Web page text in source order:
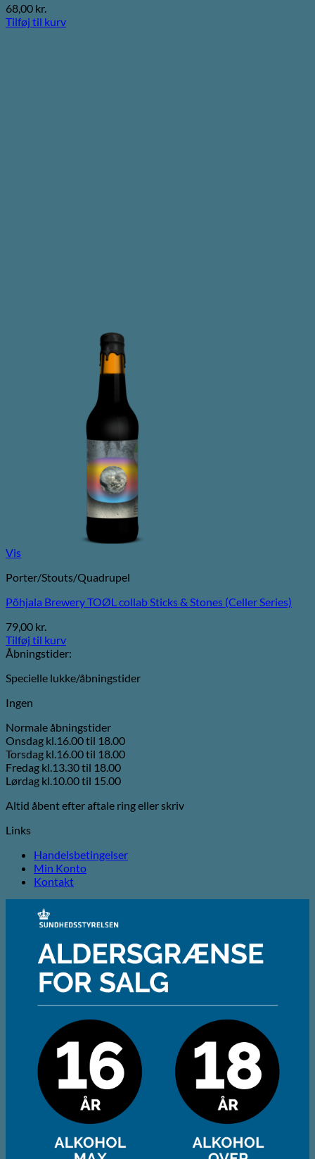
68,00 kr.
Tilføj til kurv
Vis
Porter/Stouts/Quadrupel
Põhjala Brewery TOØL collab Sticks & Stones (Celler Series)
79,00 kr.
Tilføj til kurv
Åbningstider:
Specielle lukke/åbningstider
Ingen
Normale åbningstider
Onsdag kl.16.00 til 18.00
Torsdag kl.16.00 til 18.00
Fredag kl.13.30 til 18.00
Lørdag kl.10.00 til 15.00
Altid åbent efter aftale ring eller skriv
Links
Handelsbetingelser
Min Konto
Kontakt